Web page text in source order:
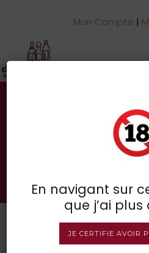
Mon Compte |
Votre spécialiste des
BOUTIQUE EN
En navigant sur
que j’ai plus
JE CERTIFIE AVOIR